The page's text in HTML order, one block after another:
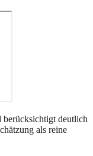
berücksichtigt deutlich
als reine